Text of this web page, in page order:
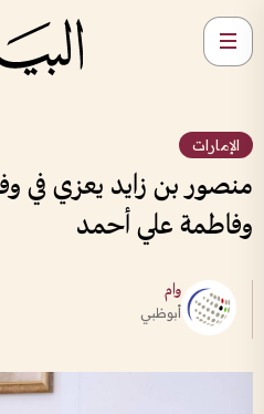
الإمارات
منصور بن زايد يعزي في
وفاطمة علي أحمد
وام
أبوظبي